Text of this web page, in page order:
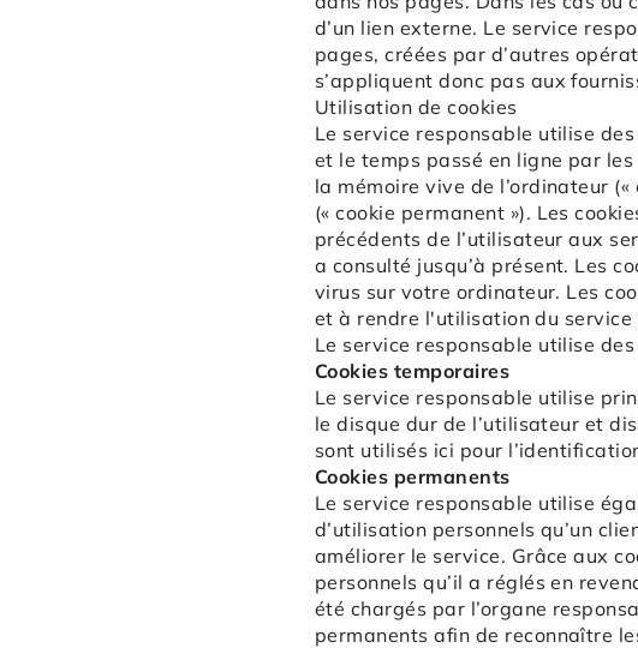
d’un lien externe. Le service
pages, créées par d’autres
s’appliquent donc pas aux
Utilisation de cookies
Le service responsable utilise
et le temps passé en ligne par
la mémoire vive de l’ordinateur
(« cookie permanent »). Les
précédents de l’utilisateur aux
a consulté jusqu’à présent. Les
virus sur votre ordinateur. Les
et à rendre l'utilisation du
Le service responsable utilise
Cookies temporaires
Le service responsable utilise
le disque dur de l’utilisateur et
sont utilisés ici pour
Cookies permanents
Le service responsable utilise
d’utilisation personnels qu’un
améliorer le service. Grâce aux
personnels qu’il a réglés en
été chargés par l’organe
permanents afin de reconnaître